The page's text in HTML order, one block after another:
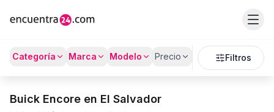
Categoría Marca Modelo Precio KilómetrosFiltros
Buick Encore en El Salvador